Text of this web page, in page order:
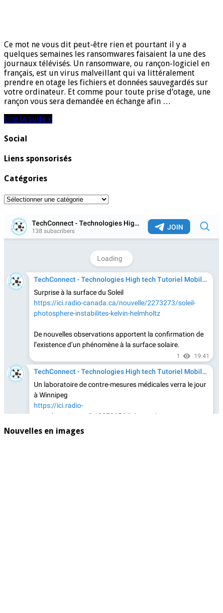
Ce mot ne vous dit peut-être rien et pourtant il y a
quelques semaines les ransomwares faisaient la une des
journaux télévisés. Un ransomware, ou rançon-logiciel en
français, est un virus malveillant qui va littéralement
prendre en otage les fichiers et données sauvegardés sur
votre ordinateur. Et comme pour toute prise d’otage, une
rançon vous sera demandée en échange afin …
Lire la suite »
Social
Liens sponsorisés
Catégories
Catégories
Nouvelles en images